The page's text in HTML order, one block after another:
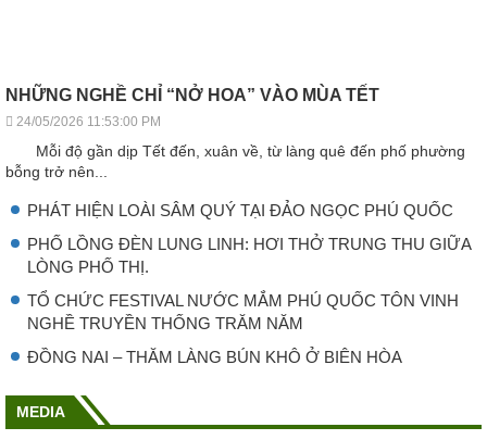
NHỮNG NGHỀ CHỈ “NỞ HOA” VÀO MÙA TẾT
24/05/2026 11:53:00 PM
Mỗi độ gần dịp Tết đến, xuân về, từ làng quê đến phố phường
bỗng trở nên...
PHÁT HIỆN LOÀI SÂM QUÝ TẠI ĐẢO NGỌC PHÚ QUỐC
PHỐ LỒNG ĐÈN LUNG LINH: HƠI THỞ TRUNG THU GIỮA
LÒNG PHỐ THỊ.
TỔ CHỨC FESTIVAL NƯỚC MẮM PHÚ QUỐC TÔN VINH
NGHỀ TRUYỀN THỐNG TRĂM NĂM
ĐỒNG NAI – THĂM LÀNG BÚN KHÔ Ở BIÊN HÒA
MEDIA